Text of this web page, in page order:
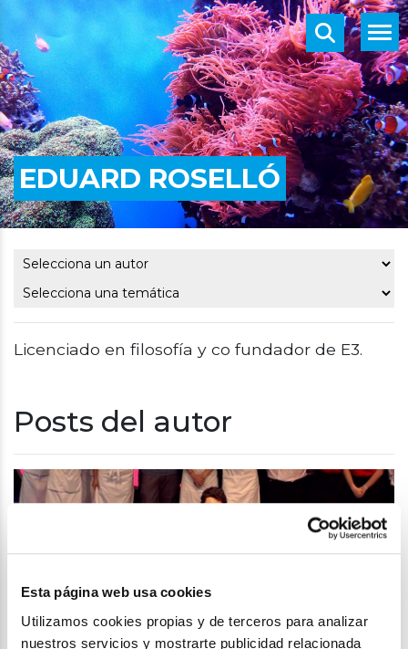
Esta página web usa cookies
Utilizamos cookies propias y de terceros para analizar
nuestros servicios y mostrarte publicidad relacionada
EDUARD ROSELLÓ
Licenciado en filosofía y co fundador de E3.
Posts del autor